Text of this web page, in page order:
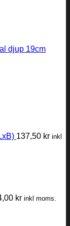
djup 19cm
137,50 kr inkl
kr inkl moms.